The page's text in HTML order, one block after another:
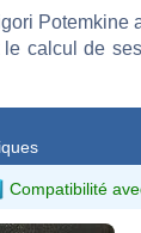
Potemkine
calcul de
Compatibilité